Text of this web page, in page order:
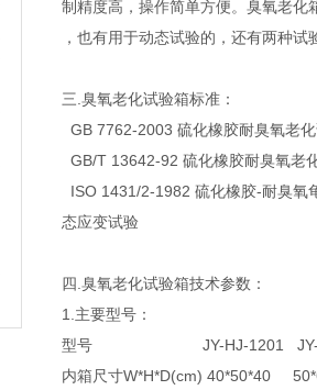
制精度高，操作简单方便。臭氧老化
，也有用于动态试验的，还有两种
三.臭氧老化试验箱标准：
GB 7762-2003 硫化橡胶耐臭氧老
GB/T 13642-92 硫化橡胶耐臭氧老
ISO 1431/2-1982 硫化橡胶-耐臭氧
态应变试验
四.臭氧老化试验箱技术参数：
1.主要型号：
型号 JY-HJ-1201 JY-HJ-
内箱尺寸W*H*D(cm)